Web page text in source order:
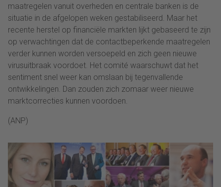
maatregelen vanuit overheden en centrale banken is de
situatie in de afgelopen weken gestabiliseerd. Maar het
recente herstel op financiële markten lijkt gebaseerd te zijn
op verwachtingen dat de contactbeperkende maatregelen
verder kunnen worden versoepeld en zich geen nieuwe
virusuitbraak voordoet. Het comité waarschuwt dat het
sentiment snel weer kan omslaan bij tegenvallende
ontwikkelingen. Dan zouden zich zomaar weer nieuwe
marktcorrecties kunnen voordoen.
(ANP)